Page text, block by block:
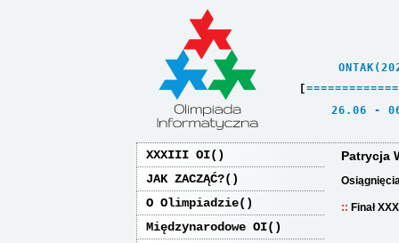
[ =============
26.06
XXXIII OI
JAK ZACZĄĆ?
O Olimpiadzie
Międzynarodowe OI
Patrycja
Finał